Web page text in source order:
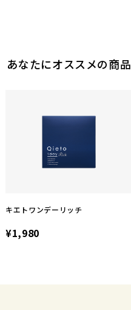
あなたにオススメの商品
キエトワンデーリッチ
¥1,980